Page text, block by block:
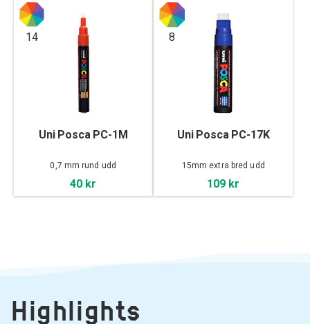
14
Uni Posca PC-1M
0,7 mm rund udd
40 kr
8
Uni Posca PC-17K
15mm extra bred udd
109 kr
Highlights